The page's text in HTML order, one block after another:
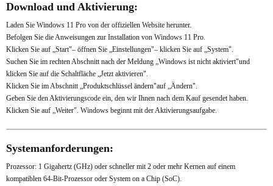
Download und Aktivierung:
Laden Sie Windows 11 Pro von der offiziellen Website herunter.
Befolgen Sie die Anweisungen zur Installation von Windows 11 Pro.
Klicken Sie auf „Start"– öffnen Sie „Einstellungen"– klicken Sie auf „System".
Suchen Sie im rechten Abschnitt nach der Meldung „Windows ist nicht aktiviert"und
klicken Sie auf die Schaltfläche „Jetzt aktivieren".
Klicken Sie im Abschnitt „Produktschlüssel ändern"auf „Ändern".
Geben Sie den Aktivierungscode ein, den wir Ihnen nach dem Kauf gesendet haben.
Klicken Sie auf „Weiter". Windows beginnt mit der Aktivierungsaufgabe.
Systemanforderungen:
Prozessor: 1 Gigahertz (GHz) oder schneller mit 2 oder mehr Kernen auf einem
kompatiblen 64-Bit-Prozessor oder System on a Chip (SoC).